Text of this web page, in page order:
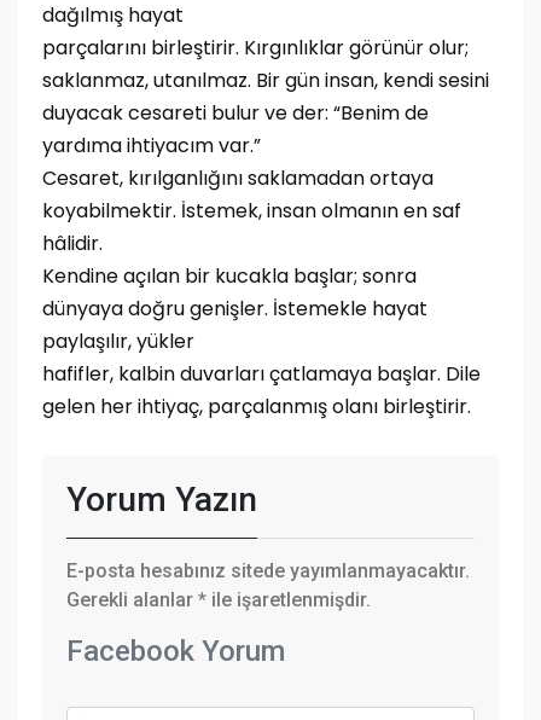
dağılmış hayat
parçalarını birleştirir. Kırgınlıklar görünür olur;
saklanmaz, utanılmaz. Bir gün insan, kendi sesini
duyacak cesareti bulur ve der: “Benim de
yardıma ihtiyacım var.”
Cesaret, kırılganlığını saklamadan ortaya
koyabilmektir. İstemek, insan olmanın en saf
hâlidir.
Kendine açılan bir kucakla başlar; sonra
dünyaya doğru genişler. İstemekle hayat
paylaşılır, yükler
hafifler, kalbin duvarları çatlamaya başlar. Dile
gelen her ihtiyaç, parçalanmış olanı birleştirir.
Yorum Yazın
E-posta hesabınız sitede yayımlanmayacaktır.
Gerekli alanlar * ile işaretlenmişdir.
Facebook Yorum